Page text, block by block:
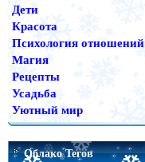
Дети
Красота
Психология отношений
Магия
Рецепты
Усадьба
Уютный мир
Облако Тегов